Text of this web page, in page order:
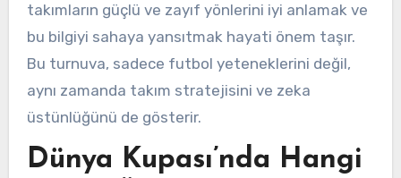
takımların güçlü ve zayıf yönlerini iyi anlamak ve
bu bilgiyi sahaya yansıtmak hayati önem taşır.
Bu turnuva, sadece futbol yeteneklerini değil,
aynı zamanda takım stratejisini ve zeka
üstünlüğünü de gösterir.
Dünya Kupası’nda Hangi